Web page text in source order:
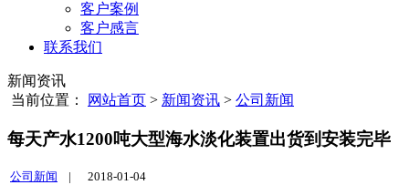
客户案例
客户感言
联系我们
新闻资讯
当前位置：
网站首页 > 新闻资讯 > 公司新闻
每天产水1200吨大型海水淡化装置出货到安装完毕
公司新闻 | 2018-01-04